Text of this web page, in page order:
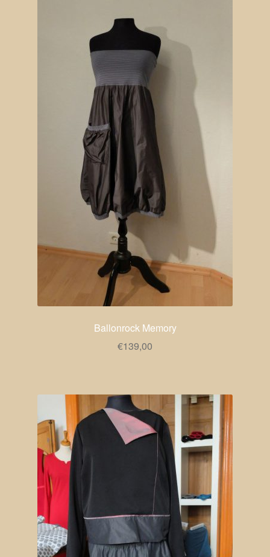
Ballonrock Memory
€139,00